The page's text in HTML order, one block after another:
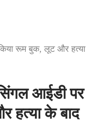
रूम बुक, लूट और हत्या
आईडी पर
हत्या के बाद